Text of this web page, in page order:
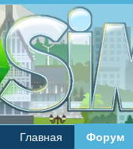
Главная Форум